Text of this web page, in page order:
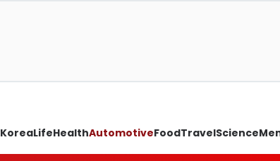
KoreaLifeHealthAutomotiveFoodTravelScience